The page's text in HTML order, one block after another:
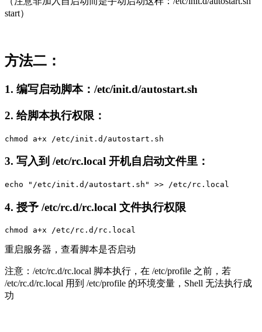
start）
方法二：
1. 编写启动脚本：/etc/init.d/autostart.sh
2. 给脚本执行权限：
chmod a+x /etc/init.d/autostart.sh
3. 写入到 /etc/rc.local 开机自启动文件里：
echo "/etc/init.d/autostart.sh" >> /etc/rc.local
4. 授予 /etc/rc.d/rc.local 文件执行权限
chmod a+x /etc/rc.d/rc.local
重启服务器，查看脚本是否启动
注意：/etc/rc.d/rc.local 脚本执行，在 /etc/profile 之前，若
/etc/rc.d/rc.local 用到 /etc/profile 的环境变量，Shell 无法执行成
功